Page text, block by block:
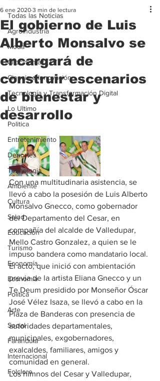
Todas las Noticias
Agroindustria
Moda
Clipcinemax_TV
Ciencia e Innovación
Tecnología y Transformación Digital
Lo Ultimo
Politica
Entretenimiento
Deportes
Tecnologia
Ambiente
Cultura
Salud
Educación
Turismo
Economía
Economía
Política
Arte
Social
Farandula
Internacional
Folclore
El gobierno de Luis
Alberto Monsalvo se
encargará de
construir escenarios
de bienestar y
desarrollo
6 ene 2020 3 min de lectura
Con una multitudinaria asistencia, se
llevó a cabo la posesión de Luis Alberto
Monsalvo Gnecco, como gobernador
del Departamento del Cesar, en
compañía del alcalde de Valledupar,
Mello Castro Gonzalez, a quien se le
impuso bandera como mandatario local.
El acto, que inició con ambientación
previa de la artista Eliana Gnecco y un
Te Deum presidido por Monseñor Óscar
José Vélez Isaza, se llevó a cabo en la
Plaza de Banderas con presencia de
autoridades departamentales,
municipales, exgobernadores,
exalcaldes, familiares, amigos y
comunidad en general.
Los himnos del Cesar y Valledupar,